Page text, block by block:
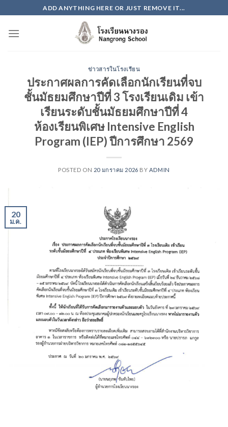
to
content
ADD ANYTHING HERE OR JUST REMOVE IT...
ข่าวสารในโรงเรียน
ประกาศผลการคัดเลือกนักเรียนที่จบ
ชั้นมัธยมศึกษาปีที่ 3 โรงเรียนเดิม เข้า
เรียนระดับชั้นมัธยมศึกษาปีที่ 4
ห้องเรียนพิเศษ Intensive English
Program (IEP) ปีการศึกษา 2569
POSTED ON 20 มกราคม 2026 BY ADMIN
20
ม.ค.